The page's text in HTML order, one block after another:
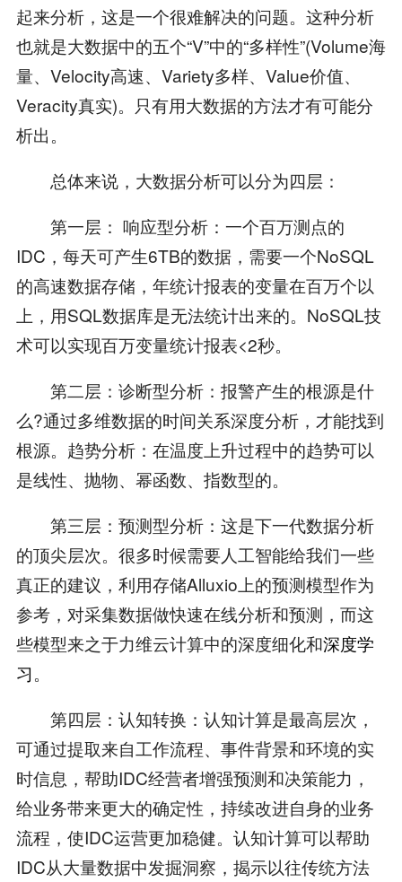
起来分析，这是一个很难解决的问题。这种分析
也就是大数据中的五个“V”中的“多样性”(Volume海
量、Velocity高速、Variety多样、Value价值、
Veracity真实)。只有用大数据的方法才有可能分
析出。
总体来说，大数据分析可以分为四层：
第一层： 响应型分析：一个百万测点的
IDC，每天可产生6TB的数据，需要一个NoSQL
的高速数据存储，年统计报表的变量在百万个以
上，用SQL数据库是无法统计出来的。NoSQL技
术可以实现百万变量统计报表<2秒。
第二层：诊断型分析：报警产生的根源是什
么?通过多维数据的时间关系深度分析，才能找到
根源。趋势分析：在温度上升过程中的趋势可以
是线性、抛物、幂函数、指数型的。
第三层：预测型分析：这是下一代数据分析
的顶尖层次。很多时候需要人工智能给我们一些
真正的建议，利用存储Alluxio上的预测模型作为
参考，对采集数据做快速在线分析和预测，而这
些模型来之于力维云计算中的深度细化和深度学
习。
第四层：认知转换：认知计算是最高层次，
可通过提取来自工作流程、事件背景和环境的实
时信息，帮助IDC经营者增强预测和决策能力，
给业务带来更大的确定性，持续改进自身的业务
流程，使IDC运营更加稳健。认知计算可以帮助
IDC从大量数据中发掘洞察，揭示以往传统方法